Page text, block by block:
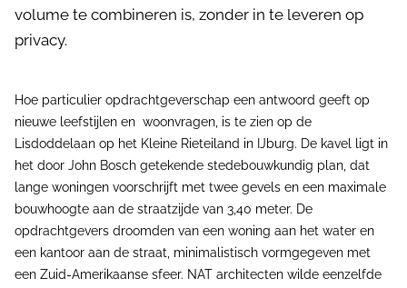
volume te combineren is, zonder in te leveren op
privacy.
Hoe particulier opdrachtgeverschap een antwoord geeft op
nieuwe leefstijlen en woonvragen, is te zien op de
Lisdoddelaan op het Kleine Rieteiland in IJburg. De kavel ligt in
het door John Bosch getekende stedebouwkundig plan, dat
lange woningen voorschrijft met twee gevels en een maximale
bouwhoogte aan de straatzijde van 3,40 meter. De
opdrachtgevers droomden van een woning aan het water en
een kantoor aan de straat, minimalistisch vormgegeven met
een Zuid-Amerikaanse sfeer. NAT architecten wilde eenzelfde